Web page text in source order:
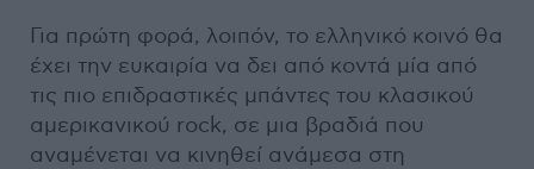
Για πρώτη φορά, λοιπόν, το ελληνικό κοινό θα
έχει την ευκαιρία να δει από κοντά μία από
τις πιο επιδραστικές μπάντες του κλασικού
αμερικανικού rock, σε μια βραδιά που
αναμένεται να κινηθεί ανάμεσα στη